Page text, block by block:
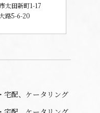
太田新町1-17
路5-6-20
宅配、ケータリング